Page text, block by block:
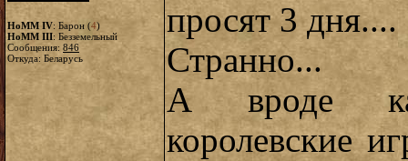
HoMM IV: Барон (4)
HoMM III: Безземельный
Сообщения: 846
Откуда: Беларусь
просят 3 дня....
Странно...
А вроде
королевские